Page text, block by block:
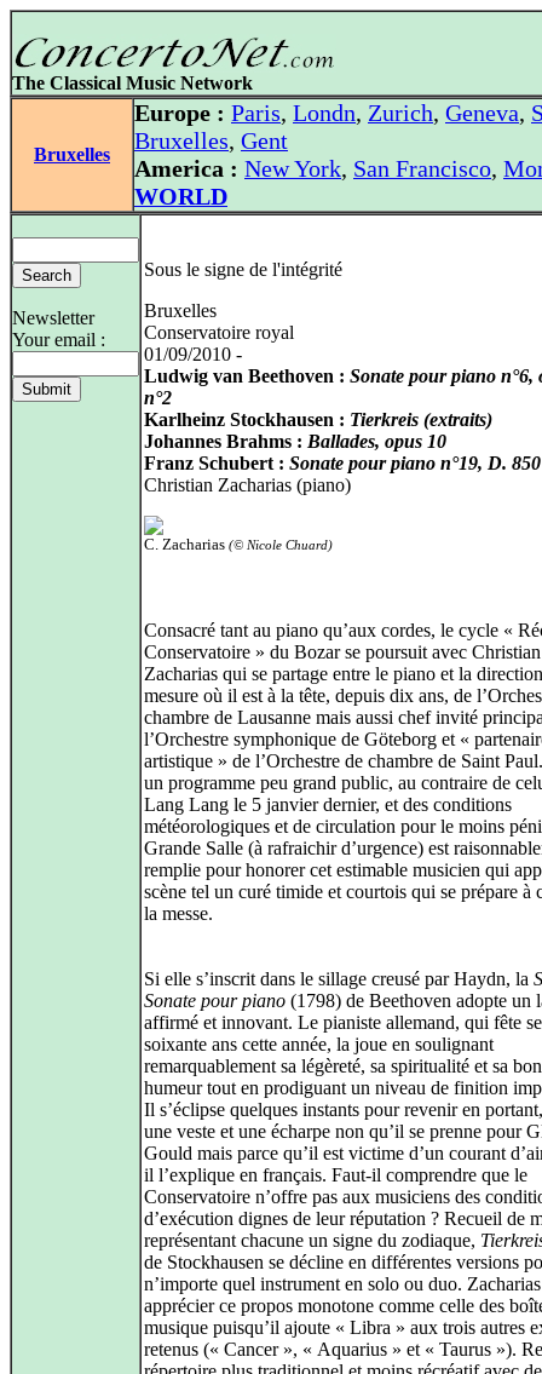
The Classical Music Network
Bruxelles
Europe : Paris, Londn, Zurich, Geneva,
Bruxelles, Gent
America : New York, San Francisco,
WORLD
Newsletter
Your email :
Sous le signe de l'intégrité
Bruxelles
Conservatoire royal
01/09/2010 -
Ludwig van Beethoven : Sonate pour piano n°6,
n°2
Karlheinz Stockhausen : Tierkreis (extraits)
Johannes Brahms : Ballades, opus 10
Franz Schubert : Sonate pour piano n°19, D. 850
Christian Zacharias (piano)
C. Zacharias (© Nicole Chuard)
Consacré tant au piano qu’aux cordes, le cycle «
Conservatoire » du Bozar se poursuit avec Christian
Zacharias qui se partage entre le piano et la
mesure où il est à la tête, depuis dix ans, de
chambre de Lausanne mais aussi chef invité
l’Orchestre symphonique de Göteborg et «
artistique » de l’Orchestre de chambre de Saint
un programme peu grand public, au contraire de
Lang Lang le 5 janvier dernier, et des conditions
météorologiques et de circulation pour le moins
Grande Salle (à rafraichir d’urgence) est
remplie pour honorer cet estimable musicien qui
scène tel un curé timide et courtois qui se prépare à
la messe.
Si elle s’inscrit dans le sillage creusé par Haydn, la
Sonate pour piano (1798) de Beethoven adopte un
affirmé et innovant. Le pianiste allemand, qui fête
soixante ans cette année, la joue en soulignant
remarquablement sa légèreté, sa spiritualité et sa
humeur tout en prodiguant un niveau de finition
Il s’éclipse quelques instants pour revenir en
une veste et une écharpe non qu’il se prenne pour
Gould mais parce qu’il est victime d’un courant
il l’explique en français. Faut-il comprendre que le
Conservatoire n’offre pas aux musiciens des
d’exécution dignes de leur réputation ? Recueil de
représentant chacune un signe du zodiaque,
de Stockhausen se décline en différentes versions
n’importe quel instrument en solo ou duo.
apprécier ce propos monotone comme celle des
musique puisqu’il ajoute « Libra » aux trois autres
retenus (« Cancer », « Aquarius » et « Taurus »).